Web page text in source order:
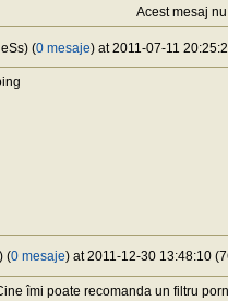
Acest mesaj
(0 mesaje) at 2011-07-11
(0 mesaje) at 2011-12-30 13:48:10
îmi poate recomanda un filtru